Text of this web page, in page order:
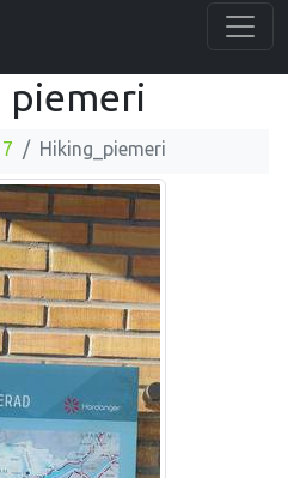
piemeri
Hiking_piemeri